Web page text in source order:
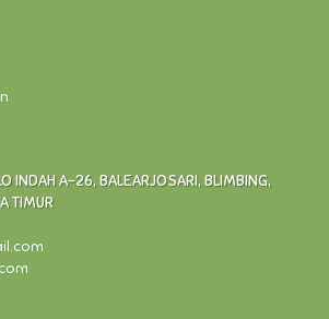
INDAH A-26, BALEARJOSARI, BLIMBING,
TIMUR